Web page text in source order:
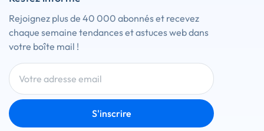
Rejoignez plus de 40 000 abonnés et recevez
chaque semaine tendances et astuces web dans
votre boîte mail !
S'inscrire